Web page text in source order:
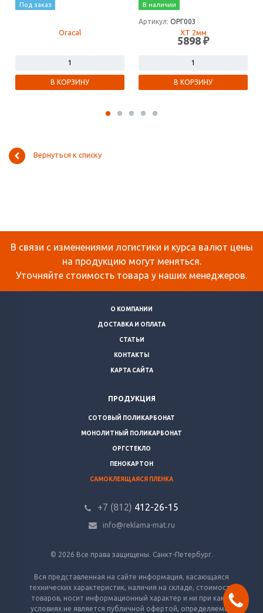
Под заказ
В КОРЗИНУ
В наличии
Артикул: ОРГ003
5898 ₽
В КОРЗИНУ
Вернуться к списку
В связи с изменениями логистики и курса валют цены
на продукцию могут меняться.
Уточняйте стоимость товара у наших менеджеров.
О КОМПАНИИ
ДОСТАВКА И ОПЛАТА
СТАТЬИ
КОНТАКТЫ
КАРТА САЙТА
ПРОДУКЦИЯ
СОТОВЫЙ ПОЛИКАРБОНАТ
МОНОЛИТНЫЙ ПОЛИКАРБОНАТ
ОРГСТЕКЛО
ПЕНОКАРТОН
САМОКЛЕЯЩАЯСЯ ПЛЕНКА
+7 (812) 412-26-15
info@reklama-mat.ru
© 2026 Все права защищены. Санкт-Петербург.
Вся представленная на сайте информация, касающаяся
технических характеристик, наличия на складе, стоимости
товаров, носит информационный характер и ни при каких
условиях не является публичной офертой, определяемой